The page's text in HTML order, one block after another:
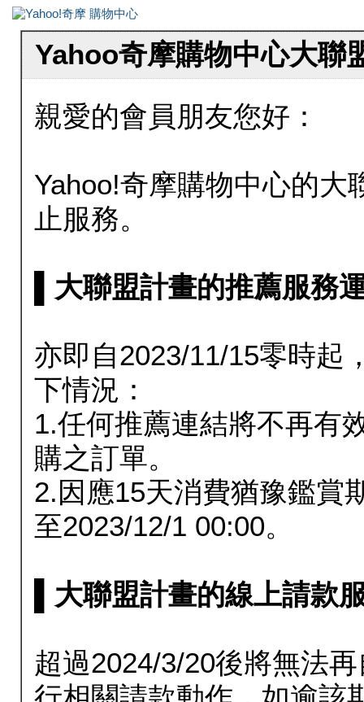
Yahoo奇摩購物中心大聯
親愛的會員朋友您好：
Yahoo!奇摩購物中心的大
止服務。
▌大聯盟計畫的推薦服務
亦即自2023/11/15零時起
下情況：
1.任何推薦連結將不再有
購之訂單。
2.因應15天消費猶豫鑑賞
至2023/12/1 00:00。
▌大聯盟計畫的線上請款
超過2024/3/20後將無法